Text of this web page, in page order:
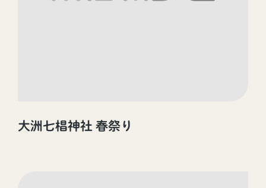
大洲七椙神社 春祭り